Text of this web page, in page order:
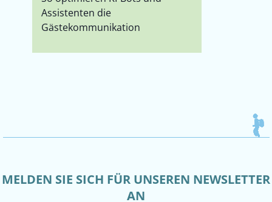
Assistenten die
Gästekommunikation
MELDEN SIE SICH FÜR UNSEREN NEWSLETTER
AN